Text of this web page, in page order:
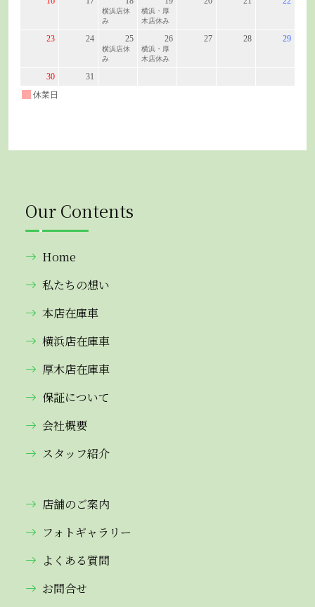
Our Contents
Home
私たちの想い
本店在庫車
横浜店在庫車
厚木店在庫車
保証について
会社概要
スタッフ紹介
店舗のご案内
フォトギャラリー
よくある質問
お問合せ